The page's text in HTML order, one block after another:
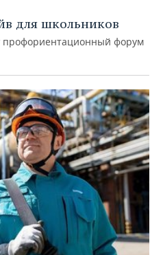
для школьников
профориентационный форум